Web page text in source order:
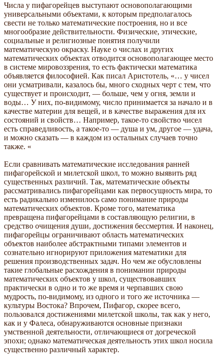
Числа у пифагорейцев выступают основополагающими
универсальными объектами, к которым предполагалось
свести не только математические построения, но и все
многообразие действительности. Физические, этические,
социальные и религиозные понятия получили
математическую окраску. Науке о числах и других
математических объектах отводится основополагающее место
в системе мировоззрения, то есть фактически математика
объявляется философией. Как писал Аристотель, «… у чисел
они усматривали, казалось бы, много сходных черт с тем, что
существует и происходит, — больше, чем у огня, земли и
воды… У них, по-видимому, число принимается за начало и в
качестве материи для вещей, и в качестве выражения для их
состояний и свойств… Например, такое-то свойство чисел
есть справедливость, а такое-то — душа и ум, другое — удача,
и можно сказать — в каждом из остальных случаев точно
также. «
Если сравнивать математические исследования ранней
пифагорейской и милетской школ, то можно выявить ряд
существенных различий. Так, математические объекты
рассматривались пифагорейцами как первосущность мира, то
есть радикально изменилось само понимание природы
математических объектов. Кроме того, математика
превращена пифагорейцами в составляющую религии, в
средство очищения души, достижения бессмертия. И наконец,
пифагорейцы ограничивают область математических
объектов наиболее абстрактными типами элементов и
сознательно игнорируют приложения математики для
решения производственных задач. Но чем же обусловлены
такие глобальные расхождения в понимании природы
математических объектов у школ, существовавших
практически в одно и то же время и черпавших свою
мудрость, по-видимому, из одного и того же источника —
культуры Востока? Впрочем, Пифагор, скорее всего,
пользовался достижениями милетской школы, так как у него,
как и у Фалеса, обнаруживаются основные признаки
умственной деятельности, отличающиеся от догреческой
эпохи; однако математическая деятельность этих школ носила
существенно различный характер.